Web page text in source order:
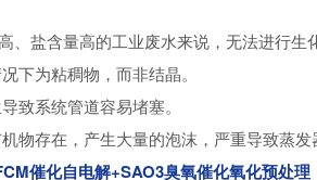
、盐含量高的工业废水来说，无法进行生
下为粘稠物，而非结晶。
致系统管道容易堵塞。
物存在，产生大量的泡沫，严重导致蒸
催化自电解+SAO3臭氧催化氧化预处理